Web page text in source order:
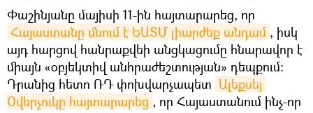
Փաշինյանը մայիսի 11-ին հայտարարեց, որ
Հայաստանը մնում է ԵԱՏՄ լիարժեք անդամ , իսկ
այդ հարցով հանրաքվեի անցկացումը հնարավոր է
միայն «օբյեկտիվ անհրաժեշտության» դեպքում:
Դրանից հետո ՌԴ փոխվարչապետ Ալեքսեյ
Օվերչուկը հայտարարեց , որ Հայաստանում ինչ-որ